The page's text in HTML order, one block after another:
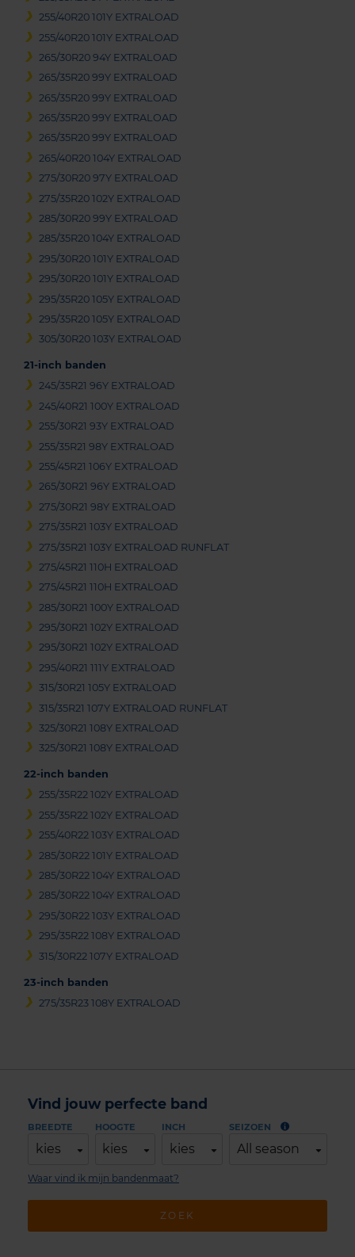
255/40R20 101Y EXTRALOAD
255/40R20 101Y EXTRALOAD
265/30R20 94Y EXTRALOAD
265/35R20 99Y EXTRALOAD
265/35R20 99Y EXTRALOAD
265/35R20 99Y EXTRALOAD
265/35R20 99Y EXTRALOAD
265/40R20 104Y EXTRALOAD
275/30R20 97Y EXTRALOAD
275/35R20 102Y EXTRALOAD
285/30R20 99Y EXTRALOAD
285/35R20 104Y EXTRALOAD
295/30R20 101Y EXTRALOAD
295/30R20 101Y EXTRALOAD
295/35R20 105Y EXTRALOAD
295/35R20 105Y EXTRALOAD
305/30R20 103Y EXTRALOAD
21-inch banden
245/35R21 96Y EXTRALOAD
245/40R21 100Y EXTRALOAD
255/30R21 93Y EXTRALOAD
255/35R21 98Y EXTRALOAD
255/45R21 106Y EXTRALOAD
265/30R21 96Y EXTRALOAD
275/30R21 98Y EXTRALOAD
275/35R21 103Y EXTRALOAD
275/35R21 103Y EXTRALOAD RUNFLAT
275/45R21 110H EXTRALOAD
275/45R21 110H EXTRALOAD
285/30R21 100Y EXTRALOAD
295/30R21 102Y EXTRALOAD
295/30R21 102Y EXTRALOAD
295/40R21 111Y EXTRALOAD
315/30R21 105Y EXTRALOAD
315/35R21 107Y EXTRALOAD RUNFLAT
325/30R21 108Y EXTRALOAD
325/30R21 108Y EXTRALOAD
22-inch banden
255/35R22 102Y EXTRALOAD
255/35R22 102Y EXTRALOAD
255/40R22 103Y EXTRALOAD
285/30R22 101Y EXTRALOAD
285/30R22 104Y EXTRALOAD
285/30R22 104Y EXTRALOAD
295/30R22 103Y EXTRALOAD
295/35R22 108Y EXTRALOAD
315/30R22 107Y EXTRALOAD
23-inch banden
275/35R23 108Y EXTRALOAD
Vind jouw perfecte band
BREEDTE
kies
HOOGTE
kies
INCH
kies
SEIZOEN
All season
ZOEK
Waar vind ik mijn bandenmaat?